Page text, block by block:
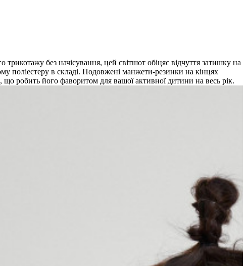
без начісування, цей світшот обіцяє відчуття затишку на
поліестеру в складі. Подовжені манжети-резинки на кінцях
що робить його фаворитом для вашої активної дитини на весь рік.